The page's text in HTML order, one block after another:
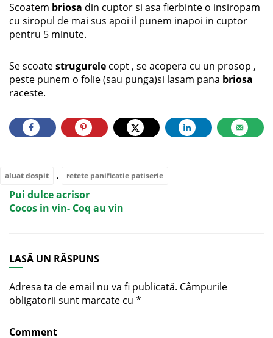
Scoatem briosa din cuptor si asa fierbinte o insiropam
cu siropul de mai sus apoi il punem inapoi in cuptor
pentru 5 minute.
Se scoatestrugurele copt , se acopera cu un prosop ,
peste punem o folie (sau punga)si lasam pana briosa
raceste.
aluat dospit , retete panificatie patiserie
Pui dulce acrisor
Cocos in vin- Coq au vin
LASĂ UN RĂSPUNS
Adresa ta de email nu va fi publicată. Câmpurile
obligatorii sunt marcate cu *
Comment